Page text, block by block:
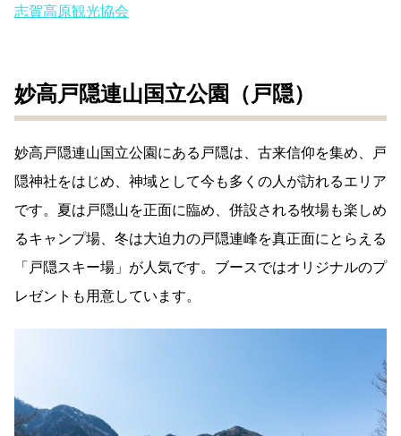
志賀高原観光協会
妙高戸隠連山国立公園（戸隠）
妙高戸隠連山国立公園にある戸隠は、古来信仰を集め、戸
隠神社をはじめ、神域として今も多くの人が訪れるエリア
です。夏は戸隠山を正面に臨め、併設される牧場も楽しめ
るキャンプ場、冬は大迫力の戸隠連峰を真正面にとらえる
「戸隠スキー場」が人気です。ブースではオリジナルのプ
レゼントも用意しています。